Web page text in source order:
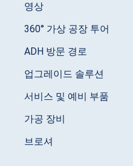
영상
360° 가상 공장 투어
ADH 방문 경로
업그레이드 솔루션
서비스 및 예비 부품
가공 장비
브로셔